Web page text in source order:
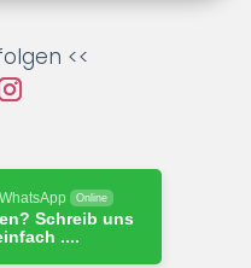
<<
Online
Schreib uns
....